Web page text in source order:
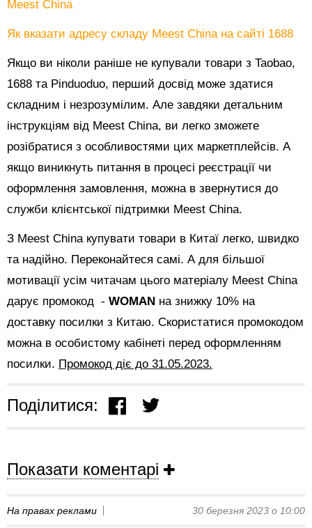
Meest China
Як вказати адресу складу Meest China на сайті 1688
Якщо ви ніколи раніше не купували товари з Taobao,
1688 та Pinduoduo, перший досвід може здатися
складним і незрозумілим. Але завдяки детальним
інструкціям від Meest China, ви легко зможете
розібратися з особливостями цих маркетплейсів. А
якщо виникнуть питання в процесі реєстрації чи
оформлення замовлення, можна в звернутися до
служби клієнтської підтримки Meest China.
З Meest China купувати товари в Китаї легко, швидко
та надійно. Переконайтеся самі. А для більшої
мотивації усім читачам цього матеріалу Meest China
дарує промокод - WOMAN на знижку 10% на
доставку посилки з Китаю. Скористатися промокодом
можна в особистому кабінеті перед оформленням
посилки. Промокод діє до 31.05.2023.
Поділитися:
Показати коментарі
На правах реклами 30 березня 2023 о 10:00